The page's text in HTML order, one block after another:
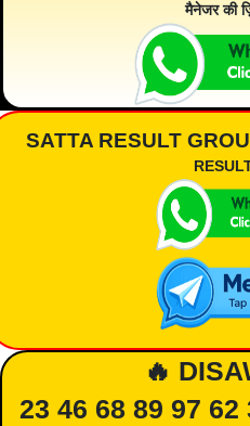
मैनेजर की
SATTA RESULT
RESULT
🔥
23 46 68 89 97 62